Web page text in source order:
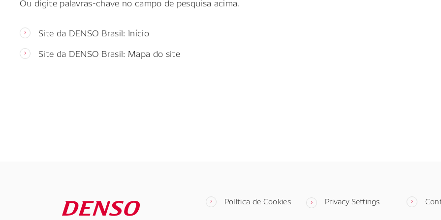
Site da DENSO Brasil: Início
Site da DENSO Brasil: Mapa do site
Política de Cookies Privacy Settings